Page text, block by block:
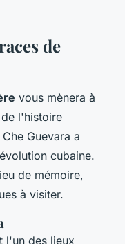
de
vous mènera à
l'histoire
Guevara a
cubaine.
de mémoire,
à visiter.
l'un des lieux